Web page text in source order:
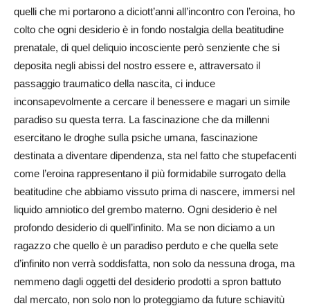
quelli che mi portarono a diciott’anni all’incontro con l’eroina, ho
colto che ogni desiderio è in fondo nostalgia della beatitudine
prenatale, di quel deliquio incosciente però senziente che si
deposita negli abissi del nostro essere e, attraversato il
passaggio traumatico della nascita, ci induce
inconsapevolmente a cercare il benessere e magari un simile
paradiso su questa terra. La fascinazione che da millenni
esercitano le droghe sulla psiche umana, fascinazione
destinata a diventare dipendenza, sta nel fatto che stupefacenti
come l’eroina rappresentano il più formidabile surrogato della
beatitudine che abbiamo vissuto prima di nascere, immersi nel
liquido amniotico del grembo materno. Ogni desiderio è nel
profondo desiderio di quell’infinito. Ma se non diciamo a un
ragazzo che quello è un paradiso perduto e che quella sete
d’infinito non verrà soddisfatta, non solo da nessuna droga, ma
nemmeno dagli oggetti del desiderio prodotti a spron battuto
dal mercato, non solo non lo proteggiamo da future schiavitù